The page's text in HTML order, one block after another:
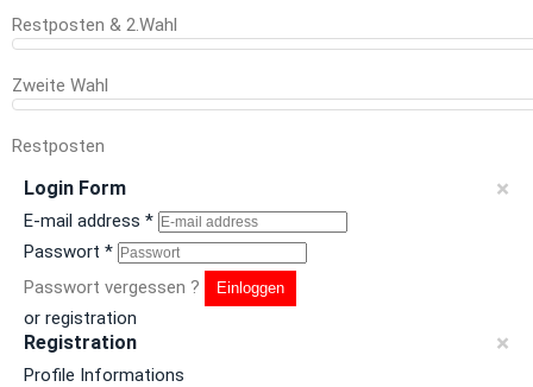
Restposten & 2.Wahl
Zweite Wahl
Restposten
×
Login Form
E-mail address *
Passwort *
Passwort vergessen ?
Einloggen
or registration
×
Registration
Profile Informations